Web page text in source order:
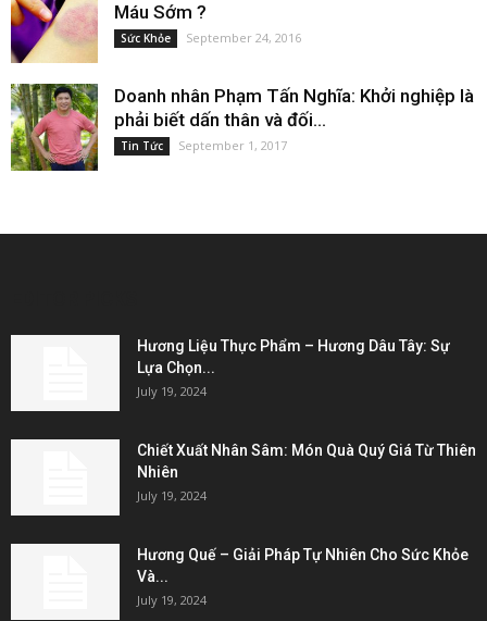
Máu Sớm ?
Sức Khỏe September 24, 2016
Doanh nhân Phạm Tấn Nghĩa: Khởi nghiệp là
phải biết dấn thân và đối...
Tin Tức September 1, 2017
Hương Liệu Thực Phẩm – Hương Dâu Tây: Sự
Lựa Chọn...
July 19, 2024
Chiết Xuất Nhân Sâm: Món Quà Quý Giá Từ Thiên
Nhiên
July 19, 2024
Hương Quế – Giải Pháp Tự Nhiên Cho Sức Khỏe
Và...
July 19, 2024